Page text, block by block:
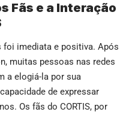
Fãs e a Interação
foi imediata e positiva. Após
muitas pessoas nas redes
a elogiá-la por sua
de expressar
Os fãs do CORTIS, por